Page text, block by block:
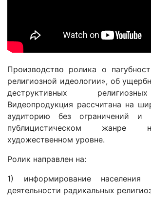
Производство ролика о
религиозной идеологии», об
деструктивных
Видеопродукция рассчитана на
аудиторию без ограничений и
публицистическом жанре
художественном уровне.
Ролик направлен на:
1) информирование населения
деятельности радикальных